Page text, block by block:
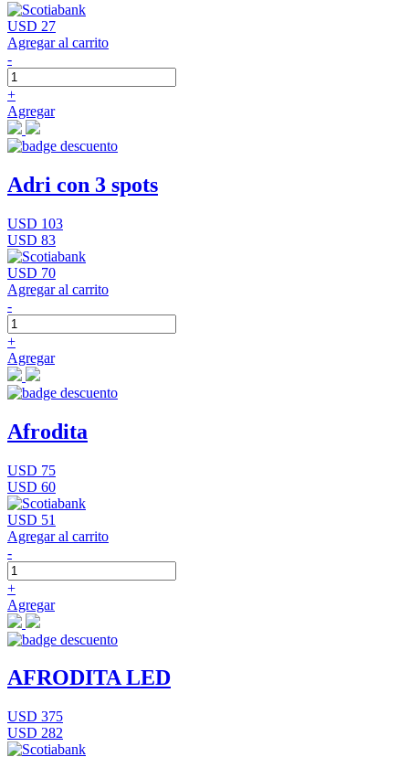
USD 27
Agregar al carrito
-
+
Agregar
Adri con 3 spots
USD 103
USD 83
USD 70
Agregar al carrito
-
+
Agregar
Afrodita
USD 75
USD 60
USD 51
Agregar al carrito
-
+
Agregar
AFRODITA LED
USD 375
USD 282